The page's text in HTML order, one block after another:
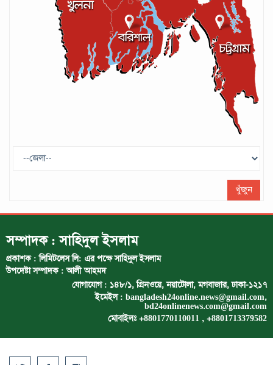
গণপরিবহনে সেবার মান বাড়ানোর দাবি ইমনের
সেপ্টেম্বর ১৩, ২০২৪
ট্রাম্প প্রশাসন ছাড়ার ঘোষণা ধনকুবের ইলন
খুঁজুন
সম্পাদক : সাহিদুল ইসলাম
প্রকাশক : লিমিটলেস লি: এর পক্ষে সাহিদুল ইসলাম
উপদেষ্টা সম্পাদক : আলী আহমদ
যোগাযোগ : ১৪৮/১, গ্রিনওয়ে, নয়াটোলা, মগবাজার, ঢাকা-১২১৭
ইমেইল : bangladesh24online.news@gmail.com,
bd24onlinenews.com@gmail.com
মোবাইলঃ +8801770110011 , +8801713379582